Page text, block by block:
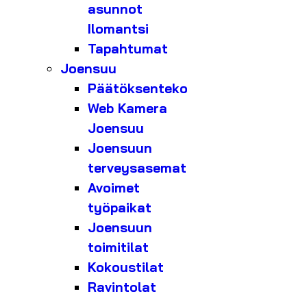
asunnot
Ilomantsi
Tapahtumat
Joensuu
Päätöksenteko
Web Kamera
Joensuu
Joensuun
terveysasemat
Avoimet
työpaikat
Joensuun
toimitilat
Kokoustilat
Ravintolat